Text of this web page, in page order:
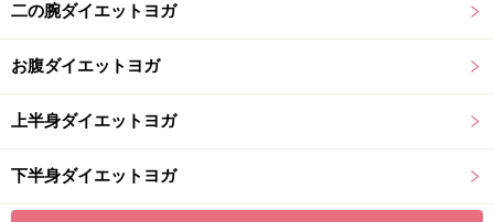
二の腕ダイエットヨガ
お腹ダイエットヨガ
上半身ダイエットヨガ
下半身ダイエットヨガ